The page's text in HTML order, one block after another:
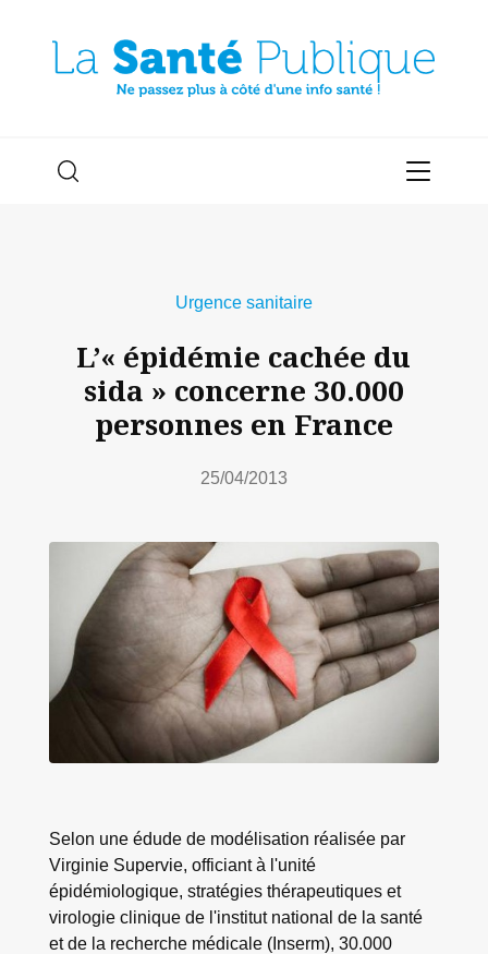
Urgence sanitaire
L’« épidémie cachée du
sida » concerne 30.000
personnes en France
25/04/2013
Selon une édude de modélisation réalisée par
Virginie Supervie, officiant à l'unité
épidémiologique, stratégies thérapeutiques et
virologie clinique de l'institut national de la santé
et de la recherche médicale (Inserm), 30.000